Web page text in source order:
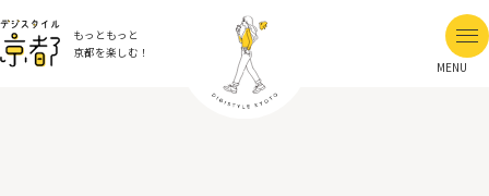
もっともっと
京都を楽しむ！
MENU